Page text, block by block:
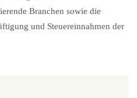
Branchen sowie die
und Steuereinnahmen der